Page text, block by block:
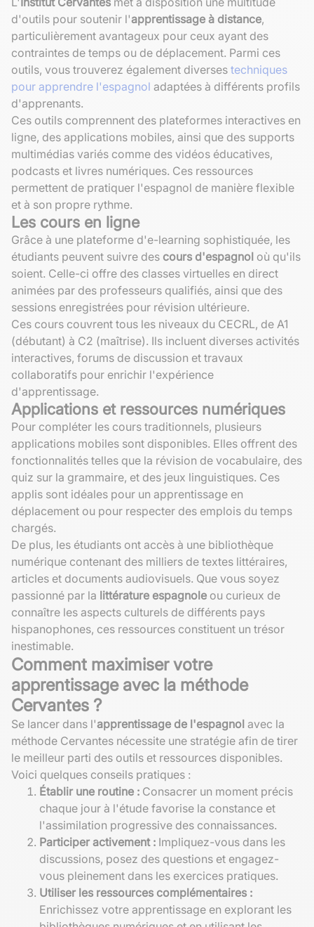
d'outils pour soutenir l'apprentissage à distance,
particulièrement avantageux pour ceux ayant des
contraintes de temps ou de déplacement. Parmi ces
outils, vous trouverez également diverses techniques
pour apprendre l'espagnol adaptées à différents profils
d'apprenants.
Ces outils comprennent des plateformes interactives en
ligne, des applications mobiles, ainsi que des supports
multimédias variés comme des vidéos éducatives,
podcasts et livres numériques. Ces ressources
permettent de pratiquer l'espagnol de manière flexible
et à son propre rythme.
Les cours en ligne
Grâce à une plateforme d'e-learning sophistiquée, les
étudiants peuvent suivre des cours d'espagnol où qu'ils
soient. Celle-ci offre des classes virtuelles en direct
animées par des professeurs qualifiés, ainsi que des
sessions enregistrées pour révision ultérieure.
Ces cours couvrent tous les niveaux du CECRL, de A1
(débutant) à C2 (maîtrise). Ils incluent diverses activités
interactives, forums de discussion et travaux
collaboratifs pour enrichir l'expérience
d'apprentissage.
Applications et ressources numériques
Pour compléter les cours traditionnels, plusieurs
applications mobiles sont disponibles. Elles offrent des
fonctionnalités telles que la révision de vocabulaire, des
quiz sur la grammaire, et des jeux linguistiques. Ces
applis sont idéales pour un apprentissage en
déplacement ou pour respecter des emplois du temps
chargés.
De plus, les étudiants ont accès à une bibliothèque
numérique contenant des milliers de textes littéraires,
articles et documents audiovisuels. Que vous soyez
passionné par la littérature espagnole ou curieux de
connaître les aspects culturels de différents pays
hispanophones, ces ressources constituent un trésor
inestimable.
Comment maximiser votre
apprentissage avec la méthode
Cervantes ?
Se lancer dans l'apprentissage de l'espagnol avec la
méthode Cervantes nécessite une stratégie afin de tirer
le meilleur parti des outils et ressources disponibles.
Voici quelques conseils pratiques :
Établir une routine : Consacrer un moment précis
chaque jour à l'étude favorise la constance et
l'assimilation progressive des connaissances.
Participer activement : Impliquez-vous dans les
discussions, posez des questions et engagez-
vous pleinement dans les exercices pratiques.
Utiliser les ressources complémentaires :
Enrichissez votre apprentissage en explorant les